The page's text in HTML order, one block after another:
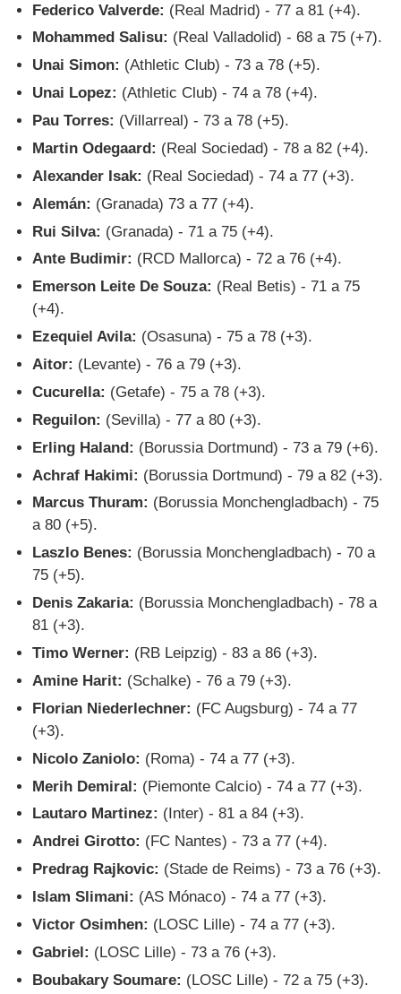
Federico Valverde: (Real Madrid) - 77 a 81 (+4).
Mohammed Salisu: (Real Valladolid) - 68 a 75 (+7).
Unai Simon: (Athletic Club) - 73 a 78 (+5).
Unai Lopez: (Athletic Club) - 74 a 78 (+4).
Pau Torres: (Villarreal) - 73 a 78 (+5).
Martin Odegaard: (Real Sociedad) - 78 a 82 (+4).
Alexander Isak: (Real Sociedad) - 74 a 77 (+3).
Alemán: (Granada) 73 a 77 (+4).
Rui Silva: (Granada) - 71 a 75 (+4).
Ante Budimir: (RCD Mallorca) - 72 a 76 (+4).
Emerson Leite De Souza: (Real Betis) - 71 a 75
(+4).
Ezequiel Avila: (Osasuna) - 75 a 78 (+3).
Aitor: (Levante) - 76 a 79 (+3).
Cucurella: (Getafe) - 75 a 78 (+3).
Reguilon: (Sevilla) - 77 a 80 (+3).
Erling Haland: (Borussia Dortmund) - 73 a 79 (+6).
Achraf Hakimi: (Borussia Dortmund) - 79 a 82 (+3).
Marcus Thuram: (Borussia Monchengladbach) - 75
a 80 (+5).
Laszlo Benes: (Borussia Monchengladbach) - 70 a
75 (+5).
Denis Zakaria: (Borussia Monchengladbach) - 78 a
81 (+3).
Timo Werner: (RB Leipzig) - 83 a 86 (+3).
Amine Harit: (Schalke) - 76 a 79 (+3).
Florian Niederlechner: (FC Augsburg) - 74 a 77
(+3).
Nicolo Zaniolo: (Roma) - 74 a 77 (+3).
Merih Demiral: (Piemonte Calcio) - 74 a 77 (+3).
Lautaro Martinez: (Inter) - 81 a 84 (+3).
Andrei Girotto: (FC Nantes) - 73 a 77 (+4).
Predrag Rajkovic: (Stade de Reims) - 73 a 76 (+3).
Islam Slimani: (AS Mónaco) - 74 a 77 (+3).
Victor Osimhen: (LOSC Lille) - 74 a 77 (+3).
Gabriel: (LOSC Lille) - 73 a 76 (+3).
Boubakary Soumare: (LOSC Lille) - 72 a 75 (+3).